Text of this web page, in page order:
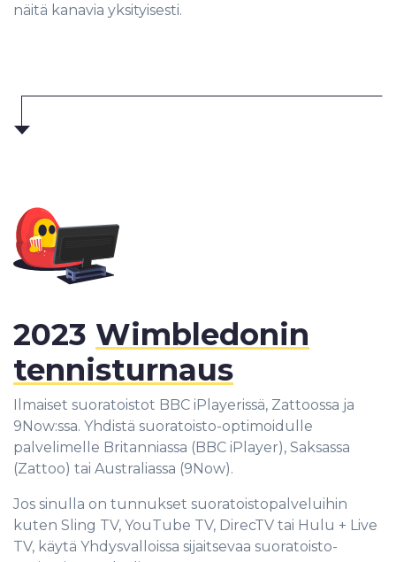
näitä kanavia yksityisesti.
2023 Wimbledonin
tennisturnaus
Ilmaiset suoratoistot BBC iPlayerissä, Zattoossa ja
9Now:ssa. Yhdistä suoratoisto-optimoidulle
palvelimelle Britanniassa (BBC iPlayer), Saksassa
(Zattoo) tai Australiassa (9Now).
Jos sinulla on tunnukset suoratoistopalveluihin
kuten Sling TV, YouTube TV, DirecTV tai Hulu + Live
TV, käytä Yhdysvalloissa sijaitsevaa suoratoisto-